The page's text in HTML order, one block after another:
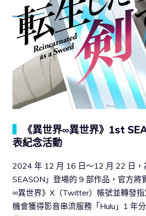
《異世界∞異世界》1st
表紀念活動
2024 年 12 月 16 日～12 月 22 日，
SEASON」登場的 9 部作品，官方將
∞異世界》X（Twitter）帳號並轉發
機會獲得影音串流服務「Hulu」1 年